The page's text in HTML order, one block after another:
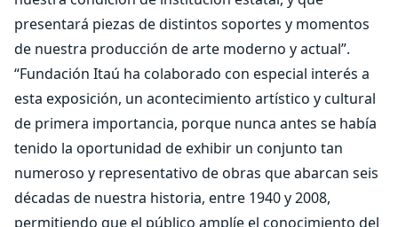
presentará piezas de distintos soportes y momentos
de nuestra producción de arte moderno y actual”.
“Fundación Itaú ha colaborado con especial interés a
esta exposición, un acontecimiento artístico y cultural
de primera importancia, porque nunca antes se había
tenido la oportunidad de exhibir un conjunto tan
numeroso y representativo de obras que abarcan seis
décadas de nuestra historia, entre 1940 y 2008,
permitiendo que el público amplíe el conocimiento del